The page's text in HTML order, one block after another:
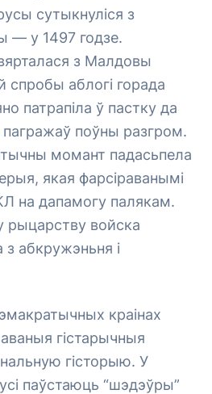
сутыкнуліся з
— у 1497 годзе.
з Малдовы
спробы аблогі горада
патрапіла ў пастку да
поўны разгром.
момант падасьпела
якая фарсіраванымі
на дапамогу палякам.
войска
абкружэньня і
краінах
гістарычныя
гісторыю. У
паўстаюць “шэдэўры”